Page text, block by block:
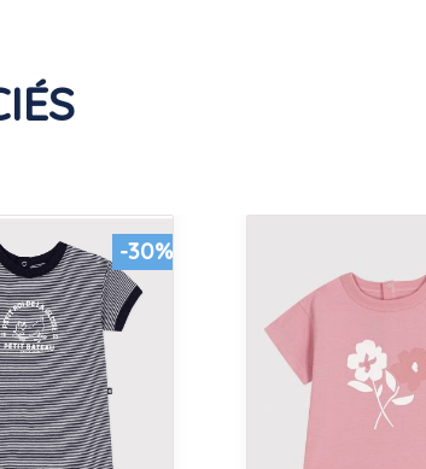
-30%